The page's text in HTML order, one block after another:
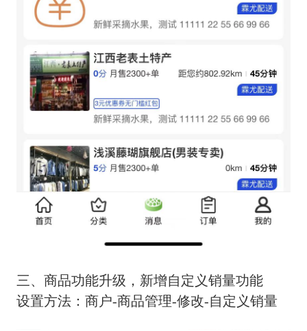
三、商品功能升级，新增自定义销量功能
设置方法：商户-商品管理-修改-自定义销量